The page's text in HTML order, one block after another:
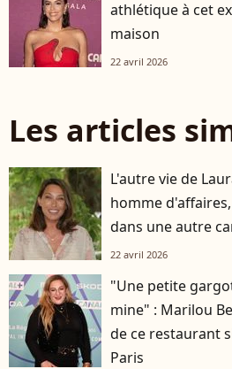
athlétique à cet
maison
22 avril 2026
Les articles
L'autre vie de
homme
dans une autre
22 avril 2026
"Une petite
mine" : Marilou
de ce restaurant
Paris